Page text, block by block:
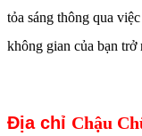
tỏa sáng thông qua
không gian của bạn trở
Địa chỉ Chậu